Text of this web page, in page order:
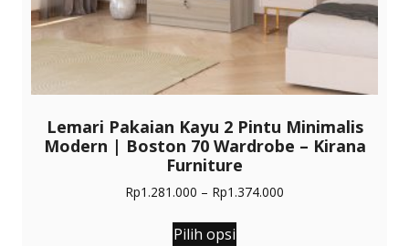
Lemari Pakaian Kayu 2 Pintu Minimalis
Modern | Boston 70 Wardrobe – Kirana
Furniture
Rp1.281.000 – Rp1.374.000
Pilih opsi
Produk